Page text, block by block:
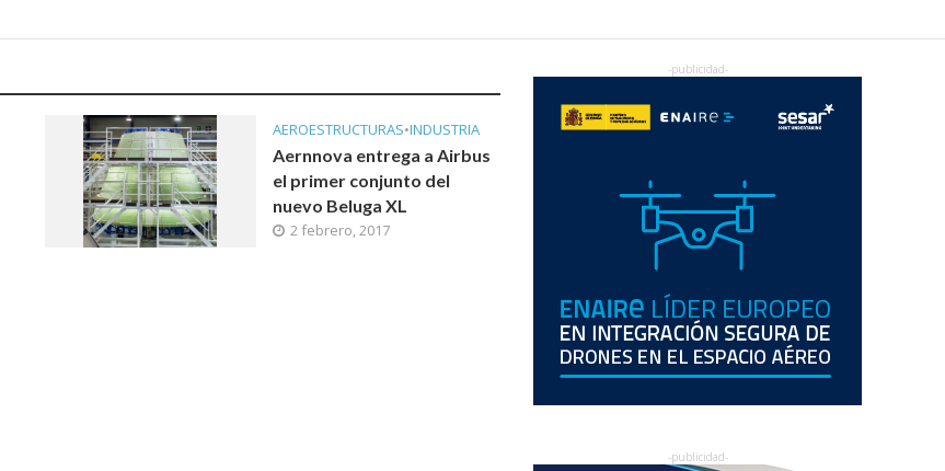
AEROESTRUCTURAS•INDUSTRIA
Aernnova entrega a Airbus
el primer conjunto del
nuevo Beluga XL
2 febrero, 2017